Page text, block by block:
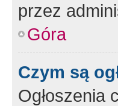
przez
Góra
Czym są
Ogłoszenia